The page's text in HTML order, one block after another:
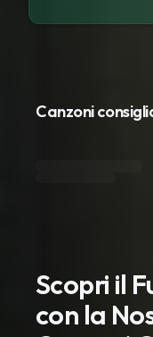
Canzoni
Scopri il
con la